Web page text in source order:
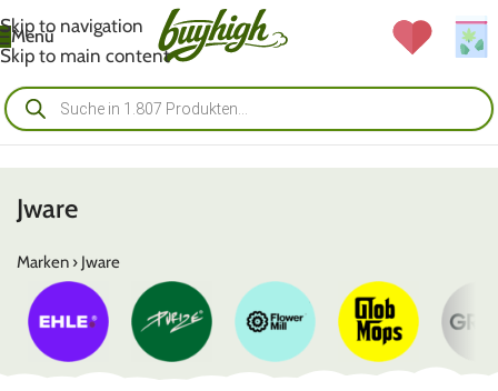
Skip to navigation
Skip to main content
Menü
Jware
Marken › Jware